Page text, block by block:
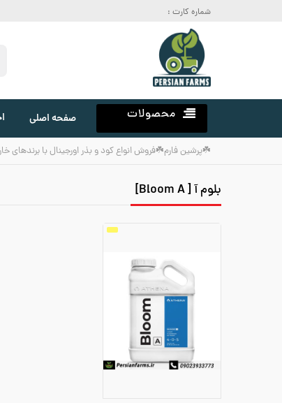
شماره کارت :
محصولات صفحه اصلی
☘️پرشین فارم☘️فروش انواع کود و بذر اورجینال با برندهای
بلوم آ [ Bloom A]